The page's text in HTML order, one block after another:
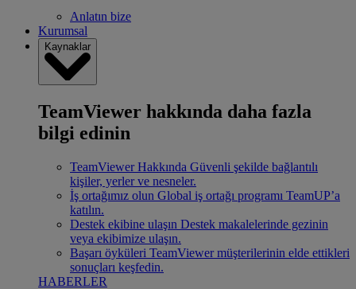
Anlatın bize
Kurumsal
Kaynaklar
TeamViewer hakkında daha fazla
bilgi edinin
TeamViewer Hakkında Güvenli şekilde bağlantılı
kişiler, yerler ve nesneler.
İş ortağımız olun Global iş ortağı programı TeamUP’a
katılın.
Destek ekibine ulaşın Destek makalelerinde gezinin
veya ekibimize ulaşın.
Başarı öyküleri TeamViewer müşterilerinin elde ettikleri
sonuçları keşfedin.
HABERLER